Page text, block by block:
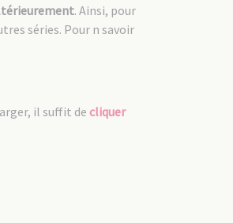
. Ainsi, pour
séries. Pour n savoir
il suffit de cliquer